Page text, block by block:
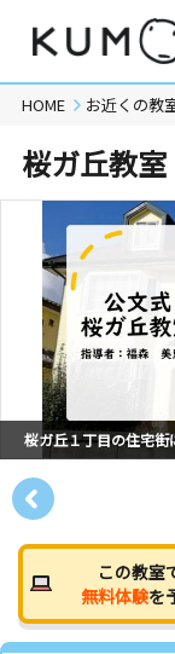
HOME お近くの教
桜ガ丘教室
桜ガ丘１丁目の住宅街
この教室
無料体験を